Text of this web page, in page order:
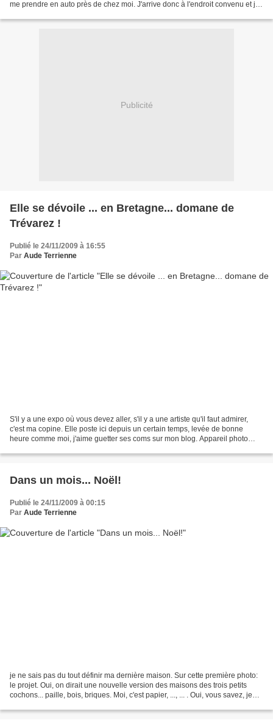
me prendre en auto près de chez moi. J'arrive donc à l'endroit convenu et je
Publicité
Elle se dévoile ... en Bretagne... domane de
Trévarez !
Publié le 24/11/2009 à 16:55
Par Aude Terrienne
S'il y a une expo où vous devez aller, s'il y a une artiste qu'il faut admirer,
c'est ma copine. Elle poste ici depuis un certain temps, levée de bonne
heure comme moi, j'aime guetter ses coms sur mon blog. Appareil photo
Dans un mois... Noël!
Publié le 24/11/2009 à 00:15
Par Aude Terrienne
je ne sais pas du tout définir ma dernière maison. Sur cette première photo:
le projet. Oui, on dirait une nouvelle version des maisons des trois petits
cochons... paille, bois, briques. Moi, c'est papier, ..., ... . Oui, vous savez, je